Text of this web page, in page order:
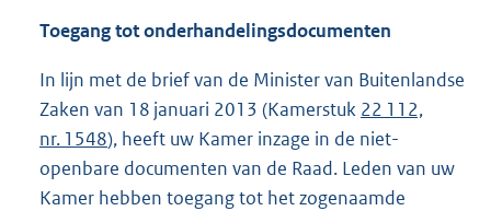
Toegang tot onderhandelingsdocumenten
In lijn met de brief van de Minister van Buitenlandse
Zaken van 18 januari 2013 (Kamerstuk 22 112,
nr. 1548), heeft uw Kamer inzage in de niet-
openbare documenten van de Raad. Leden van uw
Kamer hebben toegang tot het zogenaamde